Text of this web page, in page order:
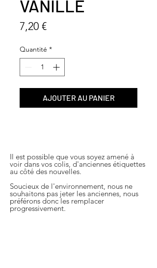
VANILLE
7,20 €Prix
Quantité *
AJOUTER AU PANIER
Il est possible que vous soyez amené à
voir dans vos colis, d'anciennes étiquettes
au côté des nouvelles.
Soucieux de l'environnement, nous ne
souhaitons pas jeter les anciennes, nous
préférons donc les remplacer
progressivement.